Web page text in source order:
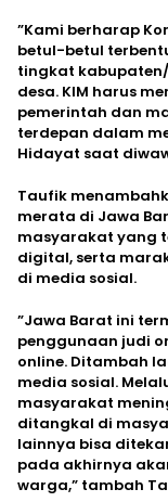
​”Kami berharap
betul-betul
tingkat
desa. KIM harus
pemerintah dan
terdepan dalam
Hidayat saat
​Taufik
merata di Jawa
masyarakat yang
digital, serta
di media sosial.
​”Jawa Barat ini
penggunaan judi
online. Ditambah
media sosial.
masyarakat
ditangkal di
lainnya bisa
pada akhirnya
warga,” tambah